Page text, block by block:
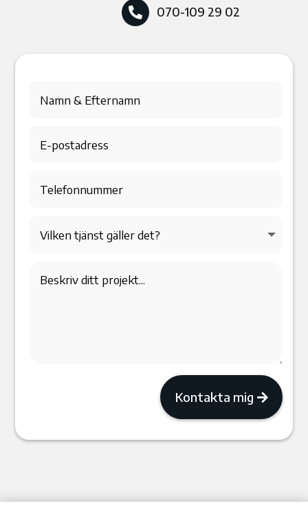
 070-109 29 02
Kontakta mig